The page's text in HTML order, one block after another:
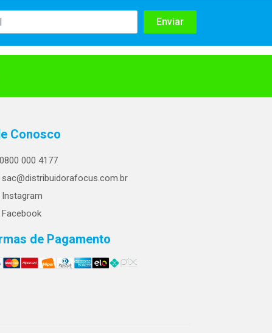
Conosco
0800 000 4177
sac@distribuidorafocus.com.br
Instagram
Facebook
de Pagamento